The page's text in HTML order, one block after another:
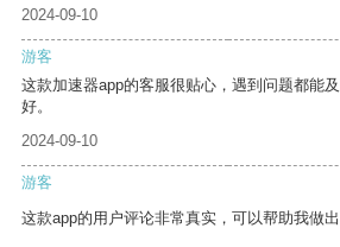
2024-09-10
游客
这款加速器app的客服很贴心，遇到问题都能
好。
2024-09-10
游客
这款app的用户评论非常真实，可以帮助我做出